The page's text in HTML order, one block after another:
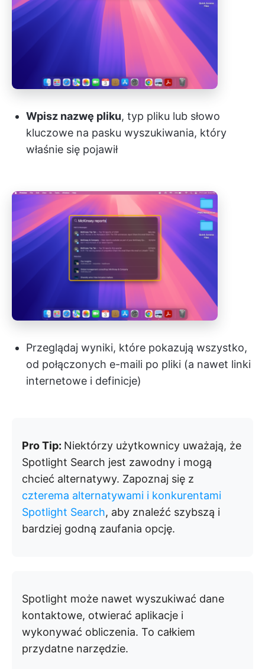
Wpisz nazwę pliku, typ pliku lub słowo
kluczowe na pasku wyszukiwania, który
właśnie się pojawił
Przeglądaj wyniki, które pokazują wszystko,
od połączonych e-maili po pliki (a nawet linki
internetowe i definicje)
Pro Tip: Niektórzy użytkownicy uważają, że
Spotlight Search jest zawodny i mogą
chcieć alternatywy. Zapoznaj się z
czterema alternatywami i konkurentami
Spotlight Search, aby znaleźć szybszą i
bardziej godną zaufania opcję.
Spotlight może nawet wyszukiwać dane
kontaktowe, otwierać aplikacje i
wykonywać obliczenia. To całkiem
przydatne narzędzie.